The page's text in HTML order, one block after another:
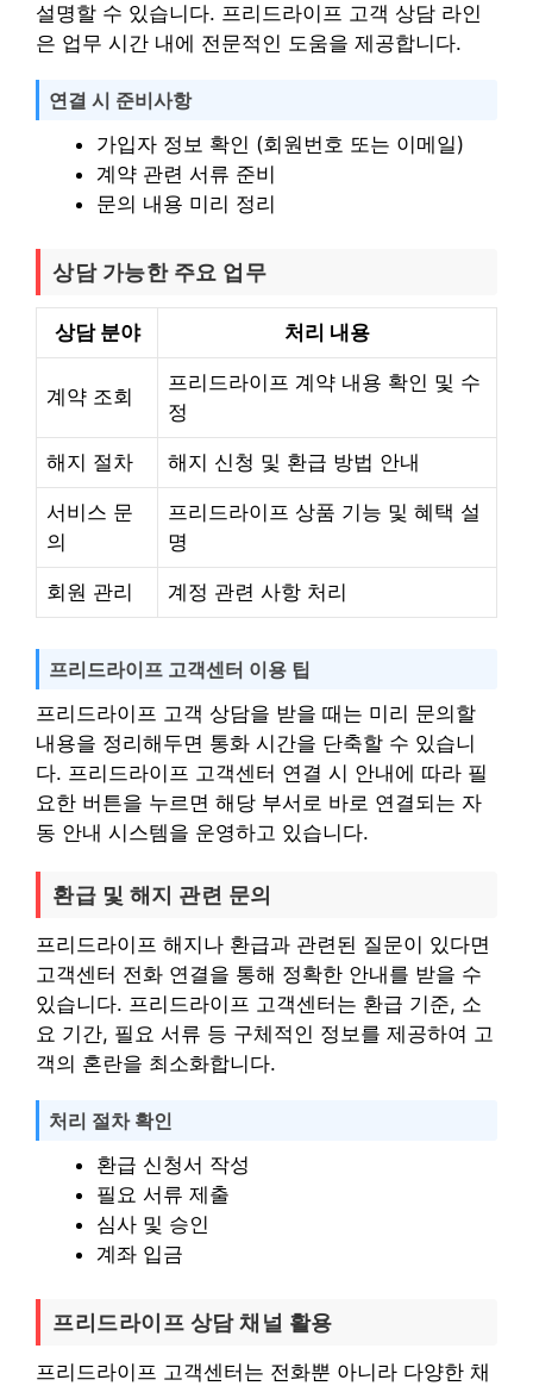
설명할 수 있습니다. 프리드라이프 고객 상담 라인
은 업무 시간 내에 전문적인 도움을 제공합니다.
연결 시 준비사항
가입자 정보 확인 (회원번호 또는 이메일)
계약 관련 서류 준비
문의 내용 미리 정리
상담 가능한 주요 업무
상담 분야 처리 내용
계약 조회
프리드라이프 계약 내용 확인 및 수
정
해지 절차 해지 신청 및 환급 방법 안내
서비스 문
의
프리드라이프 상품 기능 및 혜택 설
명
회원 관리 계정 관련 사항 처리
프리드라이프 고객센터 이용 팁
프리드라이프 고객 상담을 받을 때는 미리 문의할
내용을 정리해두면 통화 시간을 단축할 수 있습니
다. 프리드라이프 고객센터 연결 시 안내에 따라 필
요한 버튼을 누르면 해당 부서로 바로 연결되는 자
동 안내 시스템을 운영하고 있습니다.
환급 및 해지 관련 문의
프리드라이프 해지나 환급과 관련된 질문이 있다면
고객센터 전화 연결을 통해 정확한 안내를 받을 수
있습니다. 프리드라이프 고객센터는 환급 기준, 소
요 기간, 필요 서류 등 구체적인 정보를 제공하여 고
객의 혼란을 최소화합니다.
처리 절차 확인
환급 신청서 작성
필요 서류 제출
심사 및 승인
계좌 입금
프리드라이프 상담 채널 활용
프리드라이프 고객센터는 전화뿐 아니라 다양한 채